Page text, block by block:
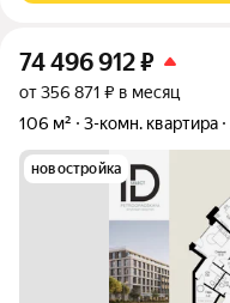
74 496 912₽
от 356 871 ₽ в месяц
106 м²
3-комн. квартира
новостройка